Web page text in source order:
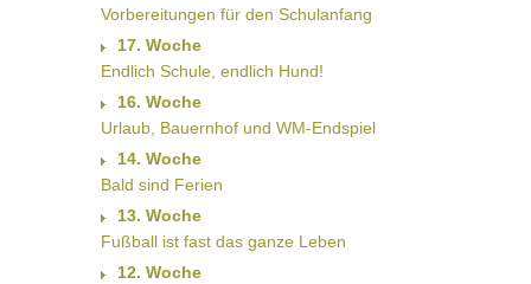
Vorbereitungen für den Schulanfang
17. Woche
Endlich Schule, endlich Hund!
16. Woche
Urlaub, Bauernhof und WM-Endspiel
14. Woche
Bald sind Ferien
13. Woche
Fußball ist fast das ganze Leben
12. Woche